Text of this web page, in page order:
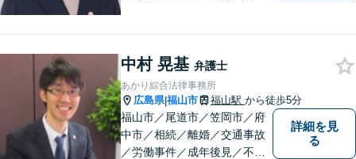
話しにくいことも安心してご
相談ください。あなたの気持
ちに寄り添い、丁寧にお応え
します。
中村 晃基 弁護士
あかり綜合法律事務所
広島県|福山市 福山駅 から徒歩5分
福山市／尾道市／笠岡市／府
中市／相続／離婚／交通事故
／労働事件／成年後見／不動
詳細を見
る